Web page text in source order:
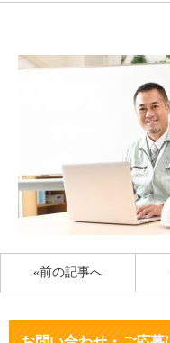
«前の記事へ